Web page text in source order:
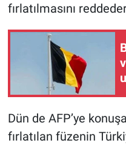
fırlatılmasını
Dün de AFP’ye
fırlatılan füzenin